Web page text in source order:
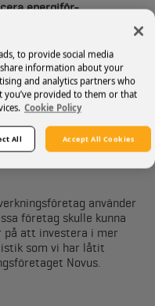
energiför-
- Kosan BioMix.
använder
företag skulle kunna
på att investera i mer
som vi har låtit
Novus.
to provide social media
information about your
and analytics partners who
provided to them or that
Cookie Policy
All Accept All Cookies